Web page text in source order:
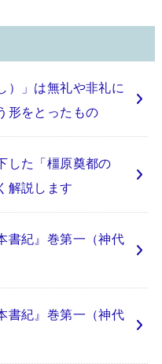
）」は無礼や非礼に
形をとったもの
した「橿原奠都の
解説します
書紀』巻第一（神代
書紀』巻第一（神代